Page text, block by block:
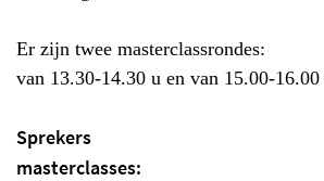
Er zijn twee masterclassrondes:
van 13.30-14.30 u en van 15.00-16.00
Sprekers
masterclasses: